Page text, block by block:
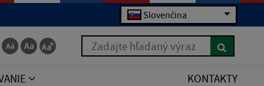
Slovenčina
Zadajte hľadaný výraz
KONTAKTY